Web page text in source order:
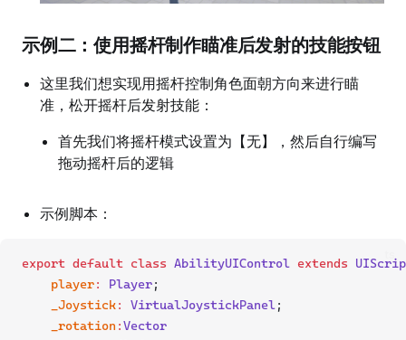
示例二：使用摇杆制作瞄准后发射的技能按钮
这里我们想实现用摇杆控制角色面朝方向来进行瞄
准，松开摇杆后发射技能：
首先我们将摇杆模式设置为【无】，然后自行编写
拖动摇杆后的逻辑
示例脚本：
export default class AbilityUIControl extends
player: Player;
_Joystick: VirtualJoystickPanel ;
_rotation :Vector